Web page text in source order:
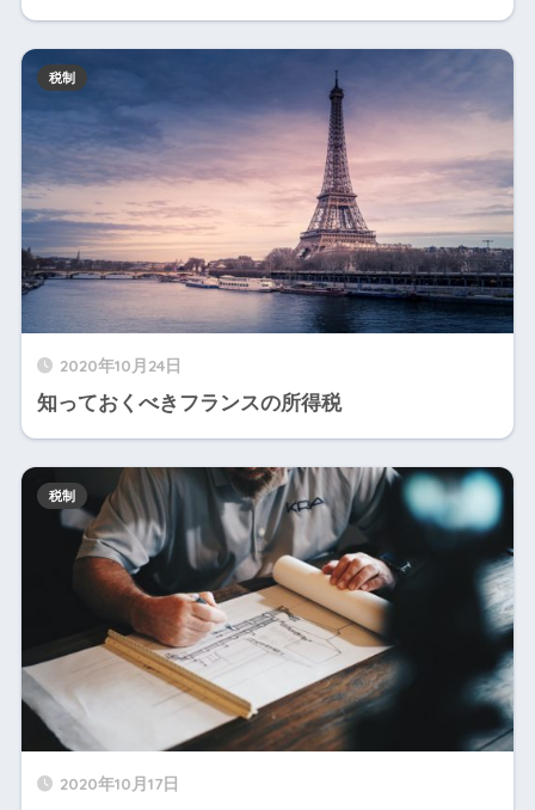
2020年10月24日
知っておくべきフランスの所得税
税制
2020年10月17日
税制